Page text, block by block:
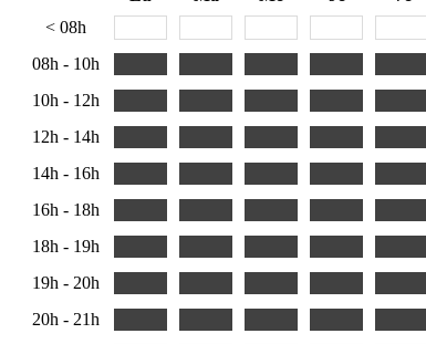
< 08h
08h - 10h
10h - 12h
12h - 14h
14h - 16h
16h - 18h
18h - 19h
19h - 20h
20h - 21h